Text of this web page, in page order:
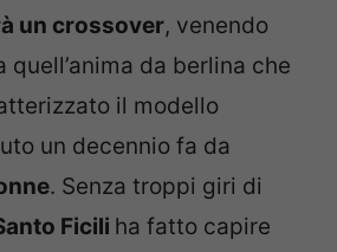
un crossover, venendo
quell’anima da berlina che
il modello
un decennio fa da
. Senza troppi giri di
Ficili ha fatto capire